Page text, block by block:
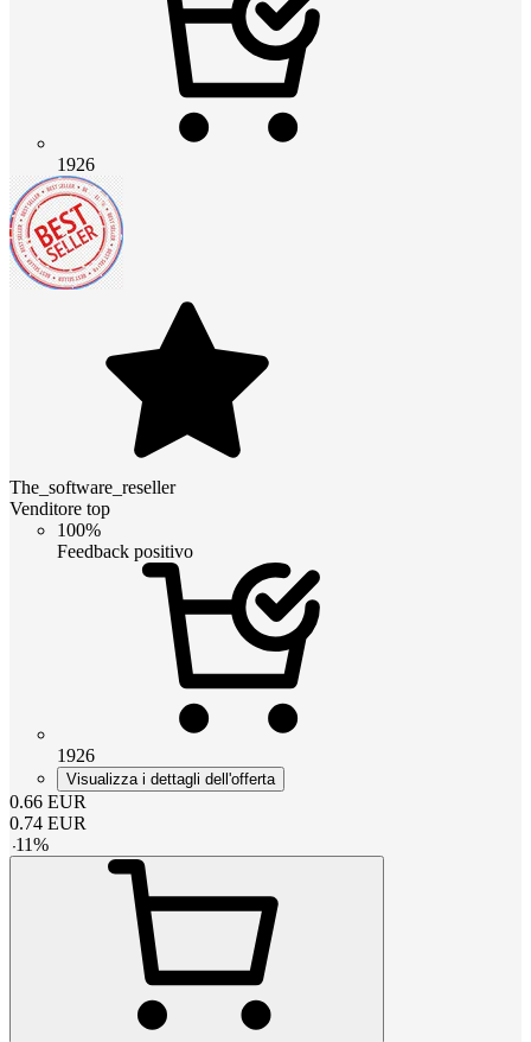
1926
The_software_reseller
Venditore top
100%
Feedback positivo
1926
Visualizza i dettagli dell'offerta
0.66 EUR
0.74 EUR
-11%